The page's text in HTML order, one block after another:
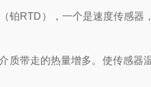
RTD），一个是速度传感器
带走的热量增多。使传感器